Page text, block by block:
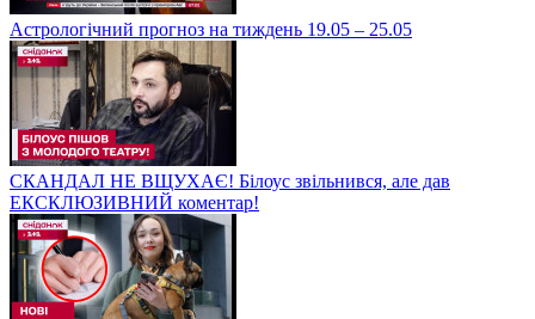
Астрологічний прогноз на тиждень 19.05 – 25.05
СКАНДАЛ НЕ ВЩУХАЄ! Білоус звільнився, але дав
ЕКСКЛЮЗИВНИЙ коментар!